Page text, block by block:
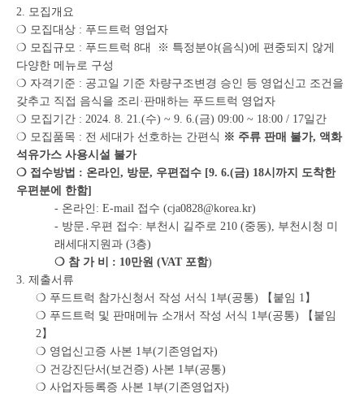
2. 모집개요
❍ 모집대상 : 푸드트럭 영업자
❍ 모집규모 : 푸드트럭 8대 ※ 특정분야(음식)에 편중되지 않게
다양한 메뉴로 구성
❍ 자격기준 : 공고일 기준 차량구조변경 승인 등 영업신고 조건을
갖추고 직접 음식을 조리·판매하는 푸드트럭 영업자
❍ 모집기간 : 2024. 8. 21.(수) ~ 9. 6.(금) 09:00 ~ 18:00 / 17일간
❍ 모집품목 : 전 세대가 선호하는 간편식 ※ 주류 판매 불가, 액화
석유가스 사용시설 불가
❍ 접수방법 : 온라인, 방문, 우편접수 [9. 6.(금) 18시까지 도착한
우편분에 한함]
- 온라인: E-mail 접수 (cja0828@korea.kr)
- 방문․우편 접수: 부천시 길주로 210 (중동), 부천시청 미
래세대지원과 (3층)
❍ 참 가 비 : 10만원 (VAT 포함)
3. 제출서류
❍ 푸드트럭 참가신청서 작성 서식 1부(공통) 【붙임 1】
❍ 푸드트럭 및 판매메뉴 소개서 작성 서식 1부(공통) 【붙임
2】
❍ 영업신고증 사본 1부(기존영업자)
❍ 건강진단서(보건증) 사본 1부(공통)
❍ 사업자등록증 사본 1부(기존영업자)